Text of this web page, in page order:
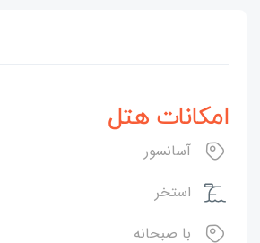
امکانات هتل
آسانسور
استخر
با صبحانه